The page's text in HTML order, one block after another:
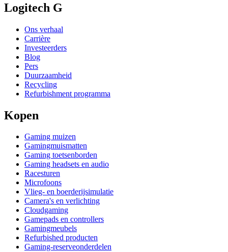
Logitech G
Ons verhaal
Carrière
Investeerders
Blog
Pers
Duurzaamheid
Recycling
Refurbishment programma
Kopen
Gaming muizen
Gamingmuismatten
Gaming toetsenborden
Gaming headsets en audio
Racesturen
Microfoons
Vlieg- en boerderijsimulatie
Camera's en verlichting
Cloudgaming
Gamepads en controllers
Gamingmeubels
Refurbished producten
Gaming-reserveonderdelen